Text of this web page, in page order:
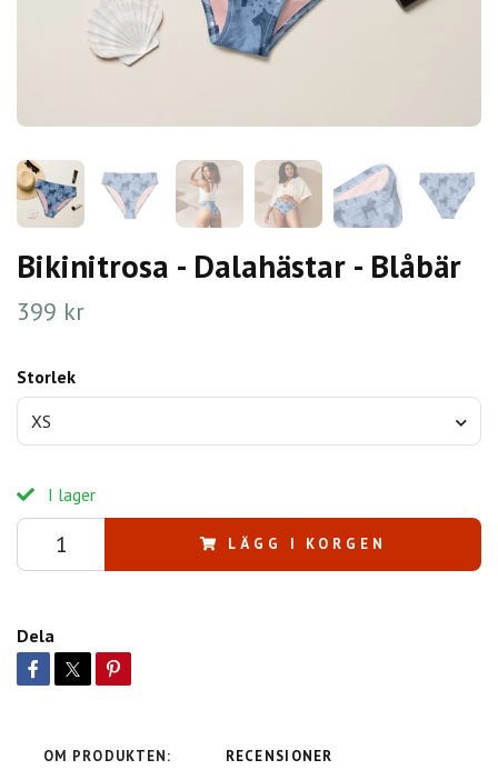
Bikinitrosa - Dalahästar - Blåbär
399 kr
Storlek
XS
I lager
LÄGG I KORGEN
Dela
OM PRODUKTEN: RECENSIONER